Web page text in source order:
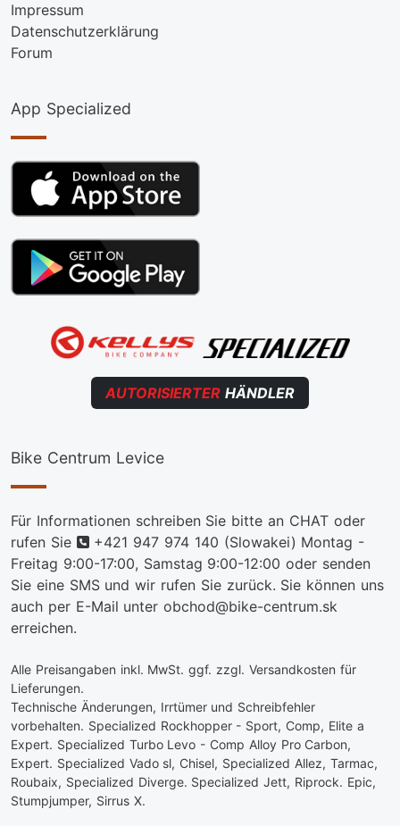
Impressum
Datenschutzerklärung
Forum
App Specialized
AUTORISIERTER HÄNDLER
Bike Centrum Levice
Für Informationen schreiben Sie bitte an CHAT oder
rufen Sie
telefon
+421 947 974 140 (Slowakei) Montag -
Freitag 9:00-17:00, Samstag 9:00-12:00 oder senden
Sie eine SMS und wir rufen Sie zurück. Sie können uns
auch per E-Mail unter obchod@bike-centrum.sk
erreichen.
Alle Preisangaben inkl. MwSt. ggf. zzgl. Versandkosten für
Lieferungen.
Technische Änderungen, Irrtümer und Schreibfehler
vorbehalten. Specialized Rockhopper - Sport, Comp, Elite a
Expert. Specialized Turbo Levo - Comp Alloy Pro Carbon,
Expert. Specialized Vado sl, Chisel, Specialized Allez, Tarmac,
Roubaix, Specialized Diverge. Specialized Jett, Riprock. Epic,
Stumpjumper, Sirrus X.